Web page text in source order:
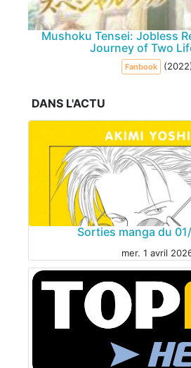
Mushoku Tensei: Jobless
Journey of Two
Fanbook
DANS L'ACTU
Sorties manga du
mer. 1 avril